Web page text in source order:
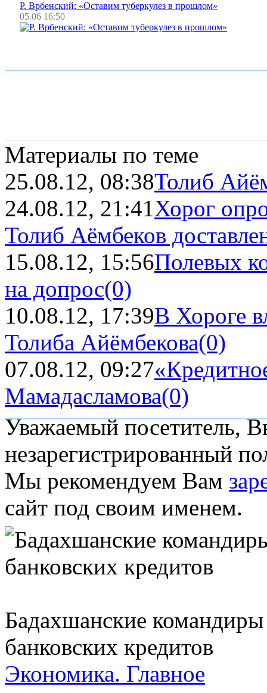
Р. Врбенский: «Оставим туберкулез в прошлом»
05.06 16:50
Материалы по теме
25.08.12, 08:38Толиб
24.08.12, 21:41Хорог
Толиб Аёмбеков
15.08.12, 15:56Полевых
на допрос(0)
10.08.12, 17:39В Хороге
Толиба Айёмбекова(0)
07.08.12, 09:27
Мамадасламова(0)
Уважаемый посетитель,
незарегистрированный
Мы рекомендуем Вам
сайт под своим именем.
Бадахшанские
банковских кредитов
Экономика. Главное